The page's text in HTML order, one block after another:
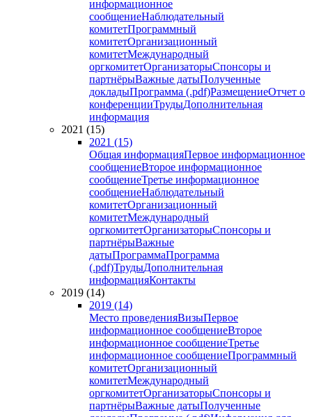
информационное
сообщениеНаблюдательный
комитетПрограммный
комитетОрганизационный
комитетМеждународный
оргкомитетОрганизаторыСпонсоры и
партнёрыВажные датыПолученные
докладыПрограмма (.pdf)РазмещениеОтчет о
конференцииТрудыДополнительная
информация
2021 (15)
2021 (15)
Общая информацияПервое информационное
сообщениеВторое информационное
сообщениеТретье информационное
сообщениеНаблюдательный
комитетОрганизационный
комитетМеждународный
оргкомитетОрганизаторыСпонсоры и
партнёрыВажные
датыПрограммаПрограмма
(.pdf)ТрудыДополнительная
информацияКонтакты
2019 (14)
2019 (14)
Место проведенияВизыПервое
информационное сообщениеВторое
информационное сообщениеТретье
информационное сообщениеПрограммный
комитетОрганизационный
комитетМеждународный
оргкомитетОрганизаторыСпонсоры и
партнёрыВажные датыПолученные